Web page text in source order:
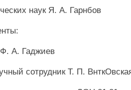
наук Я. А. Гарнбов
А. Гаджиев
сотрудник Т. П.